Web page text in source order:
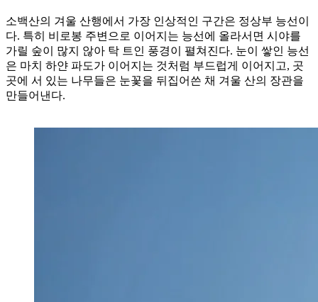
소백산의 겨울 산행에서 가장 인상적인 구간은 정상부 능선이
다. 특히 비로봉 주변으로 이어지는 능선에 올라서면 시야를
가릴 숲이 많지 않아 탁 트인 풍경이 펼쳐진다. 눈이 쌓인 능선
은 마치 하얀 파도가 이어지는 것처럼 부드럽게 이어지고, 곳
곳에 서 있는 나무들은 눈꽃을 뒤집어쓴 채 겨울 산의 장관을
만들어낸다.